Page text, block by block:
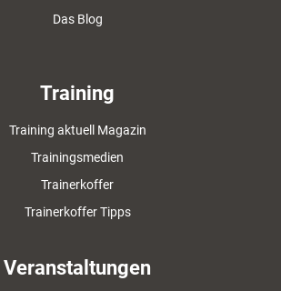
Das Blog
Training
Training aktuell Magazin
Trainingsmedien
Trainerkoffer
Trainerkoffer Tipps
Veranstaltungen